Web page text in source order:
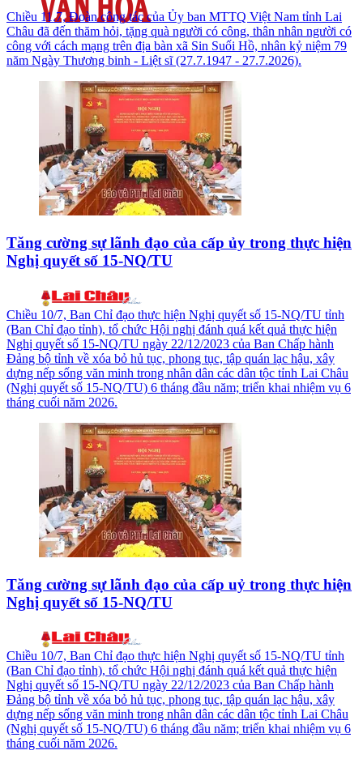
Chiều 11.7, Đoàn công tác của Ủy ban MTTQ Việt Nam tỉnh Lai
Châu đã đến thăm hỏi, tặng quà người có công, thân nhân người có
công với cách mạng trên địa bàn xã Sin Suối Hồ, nhân kỷ niệm 79
năm Ngày Thương binh - Liệt sĩ (27.7.1947 - 27.7.2026).
Tăng cường sự lãnh đạo của cấp ủy trong thực hiện
Nghị quyết số 15-NQ/TU
Chiều 10/7, Ban Chỉ đạo thực hiện Nghị quyết số 15-NQ/TU tỉnh
(Ban Chỉ đạo tỉnh), tổ chức Hội nghị đánh quá kết quả thực hiện
Nghị quyết số 15-NQ/TU ngày 22/12/2023 của Ban Chấp hành
Đảng bộ tỉnh về xóa bỏ hủ tục, phong tục, tập quán lạc hậu, xây
dựng nếp sống văn minh trong nhân dân các dân tộc tỉnh Lai Châu
(Nghị quyết số 15-NQ/TU) 6 tháng đầu năm; triển khai nhiệm vụ 6
tháng cuối năm 2026.
Tăng cường sự lãnh đạo của cấp uỷ trong thực hiện
Nghị quyết số 15-NQ/TU
Chiều 10/7, Ban Chỉ đạo thực hiện Nghị quyết số 15-NQ/TU tỉnh
(Ban Chỉ đạo tỉnh), tổ chức Hội nghị đánh quá kết quả thực hiện
Nghị quyết số 15-NQ/TU ngày 22/12/2023 của Ban Chấp hành
Đảng bộ tỉnh về xóa bỏ hủ tục, phong tục, tập quán lạc hậu, xây
dựng nếp sống văn minh trong nhân dân các dân tộc tỉnh Lai Châu
(Nghị quyết số 15-NQ/TU) 6 tháng đầu năm; triển khai nhiệm vụ 6
tháng cuối năm 2026.